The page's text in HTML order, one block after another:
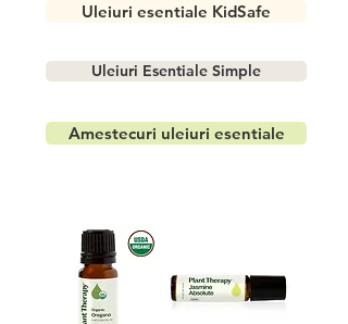
Uleiuri esentiale KidSafe
Uleiuri Esentiale Simple
Amestecuri uleiuri esentiale